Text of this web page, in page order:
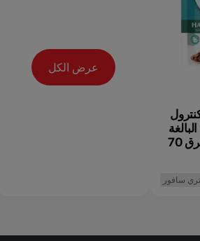
بنكهة الدجاج في المرق 70
سافور
عرض الكل